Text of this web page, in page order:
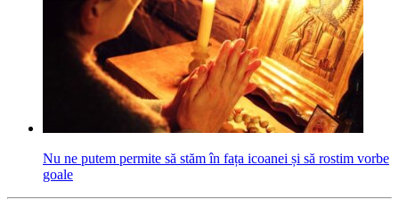
Nu ne putem permite să stăm în fața icoanei și să rostim vorbe
goale